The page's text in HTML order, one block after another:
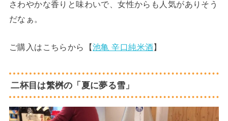
さわやかな香りと味わいで、女性からも人気がありそう
だなぁ。
ご購入はこちらから【池亀 辛口純米酒】
二杯目は繁桝の「夏に夢る雪」